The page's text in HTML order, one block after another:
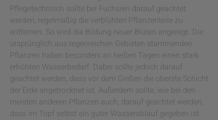
Pflegetechnisch sollte bei Fuchsien darauf geachtet
werden, regelmäßig die verblühten Pflanzenteile zu
entfernen. So wird die Bildung neuer Blüten angeregt. Die
ursprünglich aus regenreichen Gebieten stammenden
Pflanzen haben besonders an heißen Tagen einen stark
erhöhten Wasserbedarf. Dabei sollte jedoch darauf
geachtet werden, dass vor dem Gießen die oberste Schicht
der Erde angetrocknet ist. Außerdem sollte, wie bei den
meisten anderen Pflanzen auch, darauf geachtet werden,
dass im Topf selbst ein guter Wasserablauf gegeben ist.